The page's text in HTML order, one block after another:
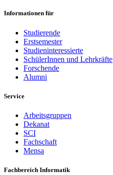
Informationen für
Studierende
Erstsemester
Studieninteressierte
SchülerInnen und Lehrkräfte
Forschende
Alumni
Service
Arbeitsgruppen
Dekanat
SCI
Fachschaft
Mensa
Fachbereich Informatik